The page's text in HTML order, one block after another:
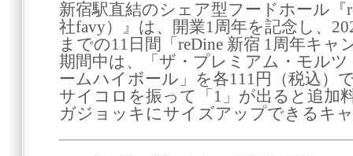
新宿駅直結のシェア型フードホール『
社favy）』は、開業1周年を記念し、
までの11日間「reDine 新宿 1周年キ
期間中は、「ザ・プレミアム・モル
ームハイボール」を各111円（税込）
サイコロを振って「1」が出ると追加
ガジョッキにサイズアップできるキ